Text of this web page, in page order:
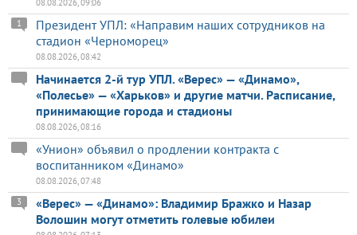
08.08.2026, 09:06
Президент УПЛ: «Направим наших сотрудников на
стадион «Черноморец»
1
08.08.2026, 08:42
Начинается 2-й тур УПЛ. «Верес» — «Динамо»,
«Полесье» — «Харьков» и другие матчи. Расписание,
принимающие города и стадионы
08.08.2026, 08:16
«Унион» объявил о продлении контракта с
воспитанником «Динамо»
08.08.2026, 07:48
«Верес» — «Динамо»: Владимир Бражко и Назар
Волошин могут отметить голевые юбилеи
3